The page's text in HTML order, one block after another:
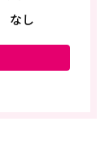
なし